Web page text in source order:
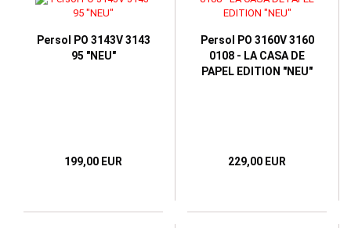
Persol PO 3143V 3143
95 "NEU"
199,00 EUR
Persol PO 3160V 3160
0108 - LA CASA DE
PAPEL EDITION "NEU"
229,00 EUR